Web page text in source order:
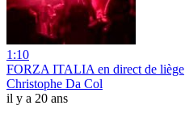
1:10
FORZA ITALIA en direct de liège
Christophe Da Col
il y a 20 ans